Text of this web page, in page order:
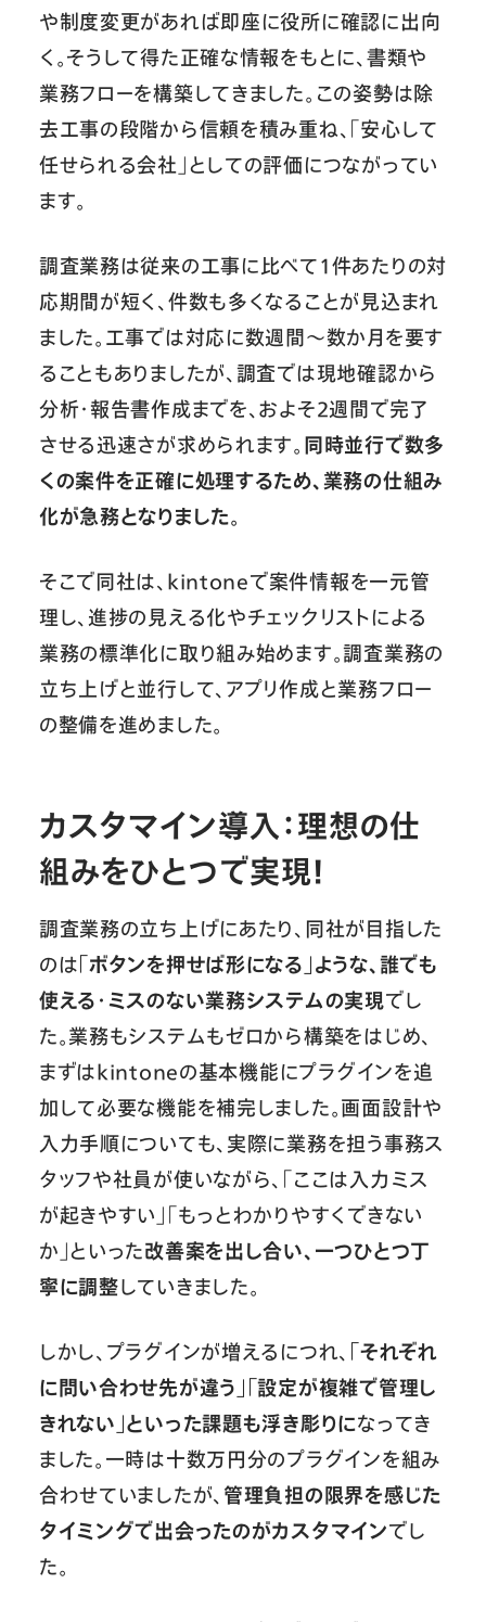
や制度変更があれば即座に役所に確認に出向
く。そうして得た正確な情報をもとに、書類や
業務フローを構築してきました。この姿勢は除
去工事の段階から信頼を積み重ね、「安心して
任せられる会社」としての評価につながってい
ます。
調査業務は従来の工事に比べて1件あたりの対
応期間が短く、件数も多くなることが見込まれ
ました。工事では対応に数週間〜数か月を要す
ることもありましたが、調査では現地確認から
分析・報告書作成までを、およそ2週間で完了
させる迅速さが求められます。 同時並行で数多
くの案件を正確に処理するため、業務の仕組み
化が急務となりました。
そこで同社は、kintoneで案件情報を一元管
理し、進捗の見える化やチェックリストによる
業務の標準化に取り組み始めます。調査業務の
立ち上げと並行して、アプリ作成と業務フロー
の整備を進めました。
カスタマイン導入：理想の仕
組みをひとつで実現！
調査業務の立ち上げにあたり、同社が目指した
のは「ボタンを押せば形になる」ような、誰でも
使える・ミスのない業務システムの実現でし
た。業務もシステムもゼロから構築をはじめ、
まずはkintoneの基本機能にプラグインを追
加して必要な機能を補完しました。画面設計や
入力手順についても、実際に業務を担う事務ス
タッフや社員が使いながら、「ここは入力ミス
が起きやすい」「もっとわかりやすくできない
か」といった改善案を出し合い、一つひとつ丁
寧に調整していきました。
しかし、プラグインが増えるにつれ、 「それぞれ
に問い合わせ先が違う」「設定が複雑で管理し
きれない」といった課題も浮き彫りになってき
ました。一時は十数万円分のプラグインを組み
合わせていましたが、 管理負担の限界を感じた
タイミングで出会ったのがカスタマインでし
た。